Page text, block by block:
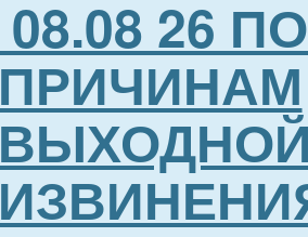
08.08 26
ПРИЧИНАМ